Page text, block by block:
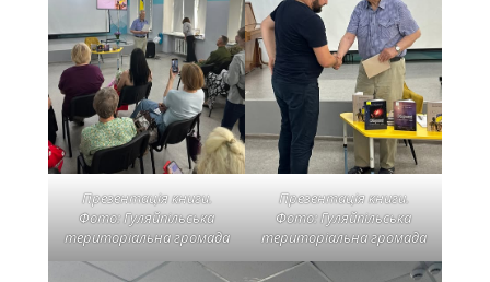
Презентація книги.
Фото: Гуляйпільська
територіальна громада
Презентація книги.
Фото: Гуляйпільська
територіальна громада